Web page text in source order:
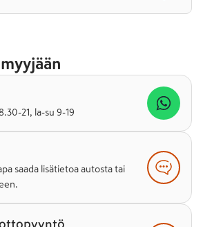
21, la-su 9-19
saada lisätietoa autosta tai